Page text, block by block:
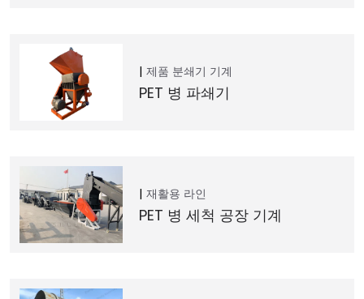
제품 분쇄기 기계
PET 병 파쇄기
재활용 라인
PET 병 세척 공장 기계